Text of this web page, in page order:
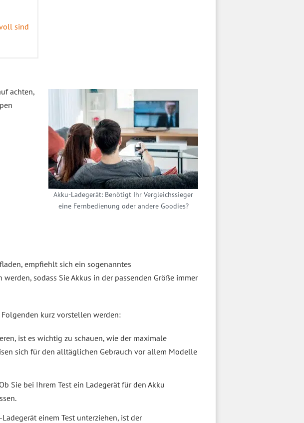
sind
Akku-Ladegerät: Benötigt Ihr Vergleichssieger
eine Fernbedienung oder andere Goodies?
achten,
empfiehlt sich ein sogenanntes
sodass Sie Akkus in der passenden Größe immer
kurz vorstellen werden:
ist es wichtig zu schauen, wie der maximale
sich für den alltäglichen Gebrauch vor allem Modelle
Sie bei Ihrem Test ein Ladegerät für den Akku
einem Test unterziehen, ist der